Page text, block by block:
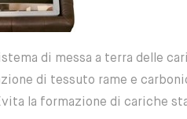
di messa a terra delle
di tessuto rame e
la formazione di cariche